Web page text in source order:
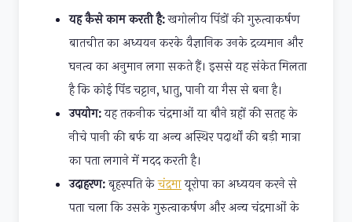
यह कैसे काम करती है:खगोलीय पिंडों की गुरुत्वाकर्षण
बातचीत का अध्ययन करके वैज्ञानिक उनके द्रव्यमान और
घनत्व का अनुमान लगा सकते हैं। इससे यह संकेत मिलता
है कि कोई पिंड चट्टान, धातु, पानी या गैस से बना है।
उपयोग:यह तकनीक चंद्रमाओं या बौने ग्रहों की सतह के
नीचे पानी की बर्फ या अन्य अस्थिर पदार्थों की बड़ी मात्रा
का पता लगाने में मदद करती है।
उदाहरण:बृहस्पति केचंद्रमायूरोपा का अध्ययन करने से
पता चला कि उसके गुरुत्वाकर्षण और अन्य चंद्रमाओं के